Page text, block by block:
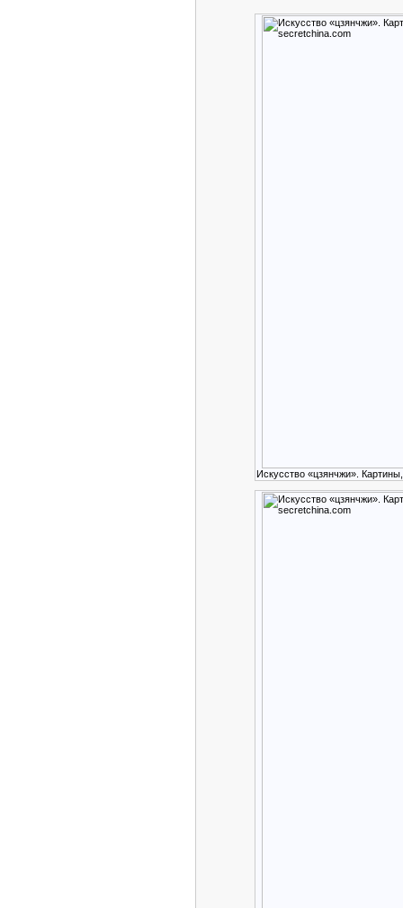
Искусство «цзянчжи».